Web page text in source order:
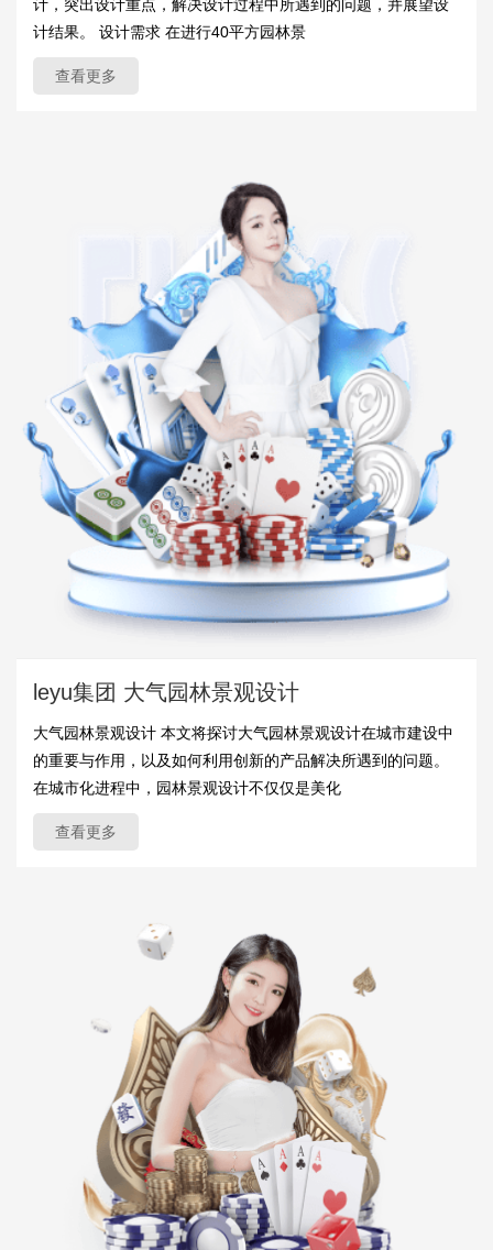
计，突出设计重点，解决设计过程中所遇到的问题，并展望设
计结果。 设计需求 在进行40平方园林景
查看更多
leyu集团 大气园林景观设计
大气园林景观设计 本文将探讨大气园林景观设计在城市建设中
的重要与作用，以及如何利用创新的产品解决所遇到的问题。
在城市化进程中，园林景观设计不仅仅是美化
查看更多